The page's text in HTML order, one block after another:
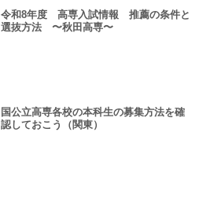
令和8年度 高専入試情報 推薦の条件と
選抜方法 〜秋田高専〜
国公立高専各校の本科生の募集方法を確
認しておこう（関東）